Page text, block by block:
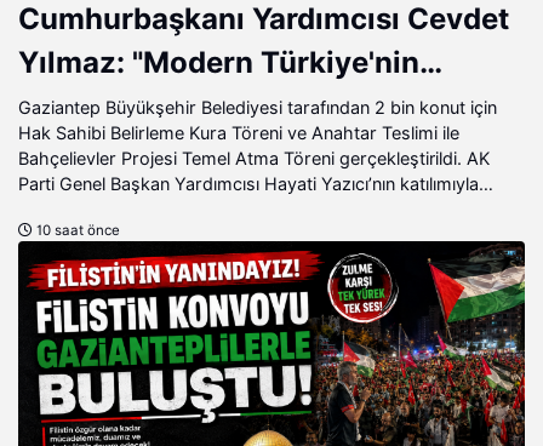
Cumhurbaşkanı Yardımcısı Cevdet
Yılmaz: "Modern Türkiye'nin
İmarında Cumhurbaşkanımızın
Büyük Gayretleri Var"
Gaziantep Büyükşehir Belediyesi tarafından 2 bin konut için
Hak Sahibi Belirleme Kura Töreni ve Anahtar Teslimi ile
Bahçelievler Projesi Temel Atma Töreni gerçekleştirildi. AK
Parti Genel Başkan Yardımcısı Hayati Yazıcı’nın katılımıyla
Müstakilevler Projesiyle ilgili müjdeli haber kamuoyu ile
paylaşıldı.
10 saat önce